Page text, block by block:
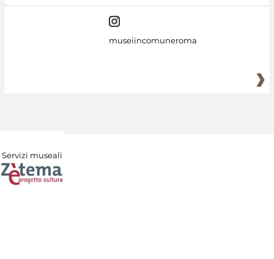
museiincomuneroma
Servizi museali